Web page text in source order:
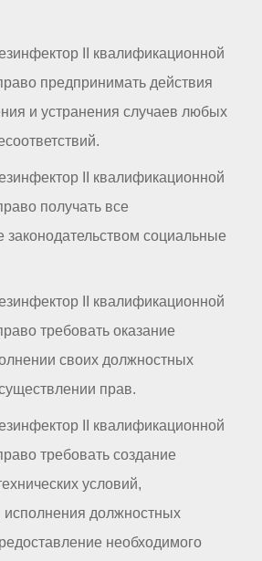
II квалификационной
предпринимать действия
и устранения случаев любых
II квалификационной
получать все
законодательством социальные
II квалификационной
требовать оказание
своих должностных
прав.
II квалификационной
требовать создание
условий,
должностных
необходимого